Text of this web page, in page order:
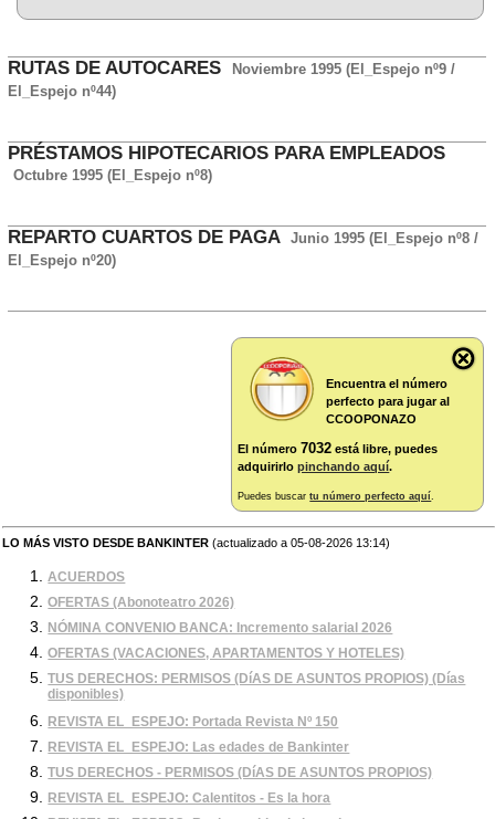
RUTAS DE AUTOCARES
Noviembre 1995 (El_Espejo nº9 /
El_Espejo nº44)
PRÉSTAMOS HIPOTECARIOS PARA EMPLEADOS
Octubre 1995 (El_Espejo nº8)
REPARTO CUARTOS DE PAGA Junio 1995 (El_Espejo nº8 /
El_Espejo nº20)
Encuentra el número
perfecto para jugar al
CCOOPONAZO
El número7032 está libre, puedes
adquirirlopinchando aquí.
Puedes buscartu número perfecto aquí
LO MÁS VISTO DESDE BANKINTER (actualizado a 05-08-2026 13:14)
ACUERDOS
OFERTAS (Abonoteatro 2026)
NÓMINA CONVENIO BANCA: Incremento salarial 2026
OFERTAS (VACACIONES, APARTAMENTOS Y HOTELES)
TUS DERECHOS: PERMISOS (DíAS DE ASUNTOS PROPIOS) (Días
disponibles)
REVISTA EL_ESPEJO: Portada Revista Nº 150
REVISTA EL_ESPEJO: Las edades de Bankinter
TUS DERECHOS - PERMISOS (DíAS DE ASUNTOS PROPIOS)
REVISTA EL_ESPEJO: Calentitos - Es la hora